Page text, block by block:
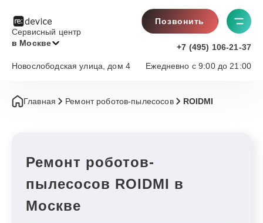
Сервисный центр
в Москве
Позвонить
+7 (495) 106-21-37
Ежедневно с 9:00 до 21:00
Новослободская улица, дом 4
Главная Ремонт роботов-пылесосов ROIDMI
Ремонт роботов-
пылесосов ROIDMI в
Москве